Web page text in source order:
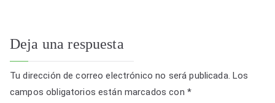
Deja una respuesta
Tu dirección de correo electrónico no será publicada. Los
campos obligatorios están marcados con *